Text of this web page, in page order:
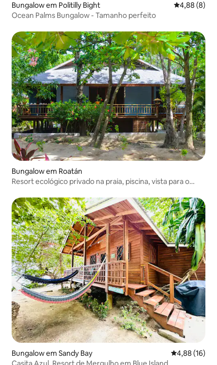
Bungalow em Politilly Bight
4,88 (8)
Ocean Palms Bungalow - Tamanho perfeito
Bungalow em Roatán
Resort ecológico privado na praia, piscina, vista para o
Bungalow em Sandy Bay Classificação
4,88 (16)